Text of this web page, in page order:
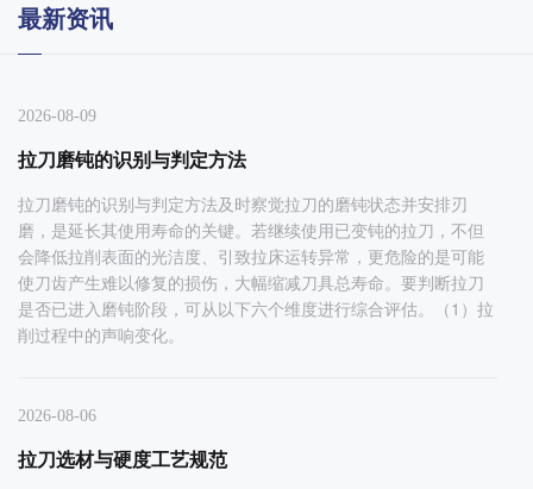
最新资讯
2026-08-09
拉刀磨钝的识别与判定方法
拉刀磨钝的识别与判定方法及时察觉拉刀的磨钝状态并安排刃
磨，是延长其使用寿命的关键。若继续使用已变钝的拉刀，不但
会降低拉削表面的光洁度、引致拉床运转异常，更危险的是可能
使刀齿产生难以修复的损伤，大幅缩减刀具总寿命。要判断拉刀
是否已进入磨钝阶段，可从以下六个维度进行综合评估。（1）拉
削过程中的声响变化。
2026-08-06
拉刀选材与硬度工艺规范